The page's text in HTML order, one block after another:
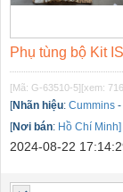
Phụ tùng bộ Kit
[Mã: G-63510-5][xem:
[Nhãn hiệu: Cummins -
[Nơi bán: Hồ Chí Minh]
2024-08-22